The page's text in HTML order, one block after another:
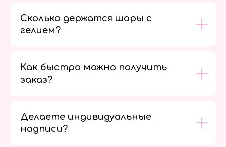
Сколько держатся шары с
гелием?
Как быстро можно получить
заказ?
Делаете индивидуальные
надписи?